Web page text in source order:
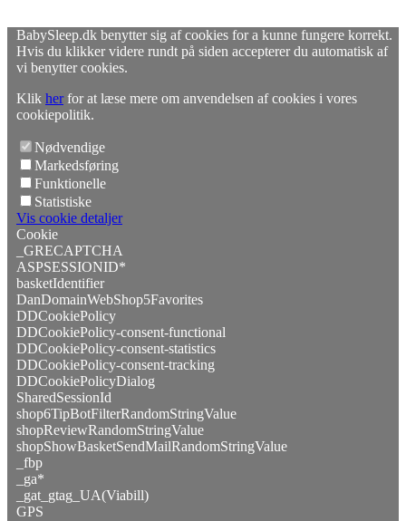
BabySleep.dk benytter sig af cookies for a kunne fungere korrekt.
Hvis du klikker videre rundt på siden accepterer du automatisk af
vi benytter cookies.
Klik her for at læse mere om anvendelsen af cookies i vores
cookiepolitik.
Nødvendige
Markedsføring
Funktionelle
Statistiske
Vis cookie detaljer
Cookie
_GRECAPTCHA
ASPSESSIONID*
basketIdentifier
DanDomainWebShop5Favorites
DDCookiePolicy
DDCookiePolicy-consent-functional
DDCookiePolicy-consent-statistics
DDCookiePolicy-consent-tracking
DDCookiePolicyDialog
SharedSessionId
shop6TipBotFilterRandomStringValue
shopReviewRandomStringValue
shopShowBasketSendMailRandomStringValue
_fbp
_ga*
_gat_gtag_UA(Viabill)
GPS